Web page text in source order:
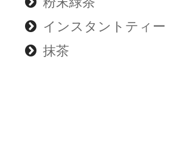
インスタントティー
抹茶